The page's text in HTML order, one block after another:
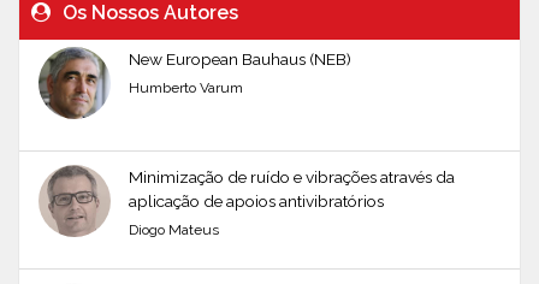
Os Nossos Autores
New European Bauhaus (NEB)
Humberto Varum
Minimização de ruído e vibrações através da
aplicação de apoios antivibratórios
Diogo Mateus